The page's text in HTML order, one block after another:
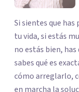
Si sientes que
tu vida, si estás muy triste o excesivamente nervioso/a. Si
no estás bien, has
sabes qué es
cómo arreglarlo,
en marcha la solución juntos.